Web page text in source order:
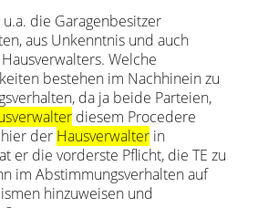
u.a. die Garagenbesitzer
aus Unkenntnis und auch
Welche
bestehen im Nachhinein zu
da ja beide Parteien,
diesem Procedere
der Hausverwalter in
er die vorderste Pflicht, die TE zu
im Abstimmungsverhalten auf
hinzuweisen und